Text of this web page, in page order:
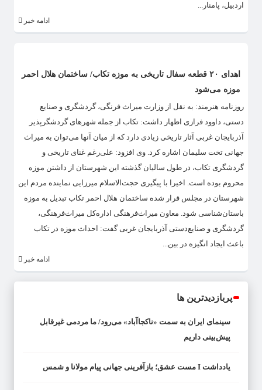
اردبیل، پامنار...
ادامه خبر
اهدای ۲۰ قطعه سفال تاریخی به موزه تکاب/ ساختمان هلال احمر
موزه می‌شود
روزنامه هنرمند: به نقل از وزارت میراث فرنگی، گردشگری و صنایع
دستی، داوود فرازی اظهار داشت: تکاب از جمله شهرهای گردشگرپذیر
آذربایجان غربی آثار تاریخی زیادی دارد که از میان آنها می‌توان به میراث
جهانی تخت سلیمان اشاره کرد. وی افزود: علی‌رغم غنای تاریخی و
گردشگری تکاب، در طول سالیان گذشته این شهرستان از داشتن موزه
محروم بوده است. اخیرا با پیگیری حجت‌الاسلام میرزایی نماینده مردم این
شهرستان در مجلس قرار شده ساختمان هلال احمر تکاب تبدیل به موزه
باستان‌شناسی شود. معاون میراث‌فرهنگی اداره‌کل میراث‌فرهنگی،
گردشگری و صنایع‌دستی آذربایجان غربی گفت: احداث موزه در تکاب
باعث ایجاد انگیزه در بین...
ادامه خبر
پربازدیدترین ها
سینمای ایران به سمت «ناکجاآباد» می‌رود/ ما مردمی غیرقابل
پیش‌بینی داریم
یادداشت I مست عشق؛ بازآفرینی جهانی پیام مولانا و شمس